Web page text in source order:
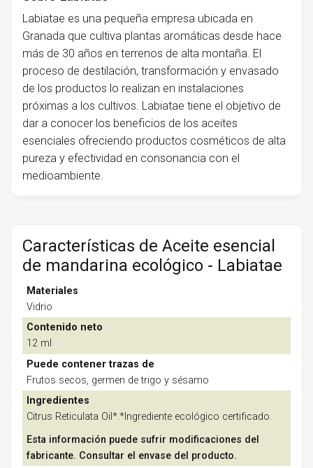
Labiatae es una pequeña empresa ubicada en
Granada que cultiva plantas aromáticas desde hace
más de 30 años en terrenos de alta montaña. El
proceso de destilación, transformación y envasado
de los productos lo realizan en instalaciones
próximas a los cultivos. Labiatae tiene el objetivo de
dar a conocer los beneficios de los aceites
esenciales ofreciendo productos cosméticos de alta
pureza y efectividad en consonancia con el
medioambiente.
Características de Aceite esencial
de mandarina ecológico - Labiatae
Materiales
Vidrio
Contenido neto
12 ml
Puede contener trazas de
Frutos secos, germen de trigo y sésamo
Ingredientes
Citrus Reticulata Oil*.*Ingrediente ecológico certificado.
Esta información puede sufrir modificaciones del
fabricante. Consultar el envase del producto.